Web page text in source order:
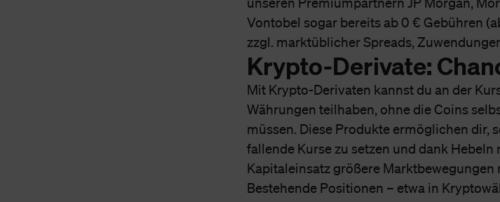
Vontobel sogar bereits ab 0 € Gebühren
zzgl. marktüblicher Spreads,
Krypto-Derivate:
Mit Krypto-Derivaten kannst du an der
Währungen teilhaben, ohne die Coins
müssen. Diese Produkte ermöglichen dir,
fallende Kurse zu setzen und dank
Kapitaleinsatz größere Marktbewegungen
Bestehende Positionen – etwa in